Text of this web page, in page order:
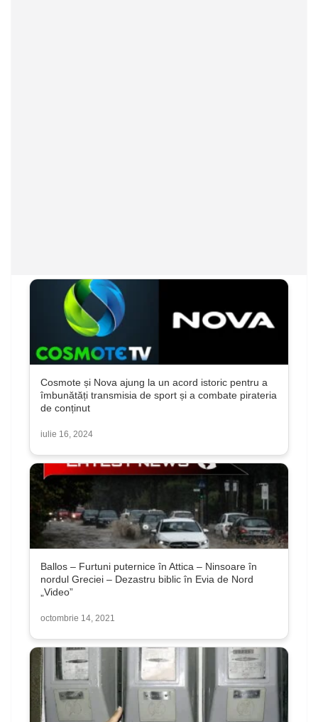
Cosmote și Nova ajung la un acord istoric pentru a
îmbunătăți transmisia de sport și a combate pirateria
de conținut
iulie 16, 2024
Ballos – Furtuni puternice în Attica – Ninsoare în
nordul Greciei – Dezastru biblic în Evia de Nord
„Video”
octombrie 14, 2021